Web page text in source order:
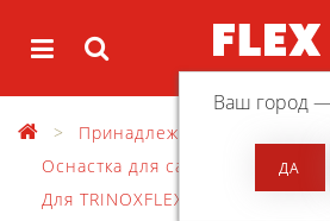
Ваш город
Принадлежности
Оснастка для санитировальных
Для TRINOXFLEX BSE/BRE/BBE